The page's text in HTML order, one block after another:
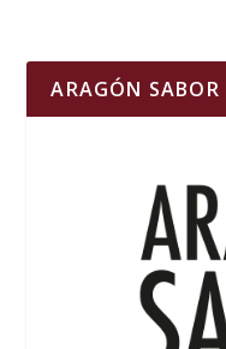
ARAGÓN SABOR